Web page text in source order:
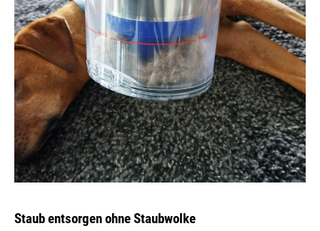
Staub entsorgen ohne Staubwolke